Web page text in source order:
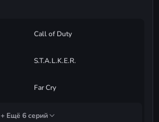
Call of Duty
S.T.A.L.K.E.R.
Far Cry
+ Ещё 6 серий